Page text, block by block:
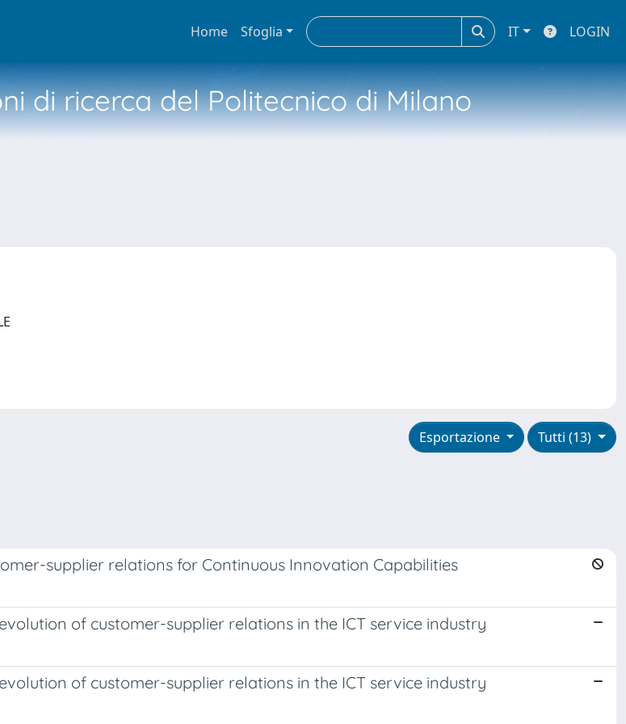
Home Sfoglia IT LOGIN
di ricerca del Politecnico di Milano
Tutti (13)
Esportazione
supplier relations for Continuous Innovation Capabilities
of customer-supplier relations in the ICT service industry
of customer-supplier relations in the ICT service industry